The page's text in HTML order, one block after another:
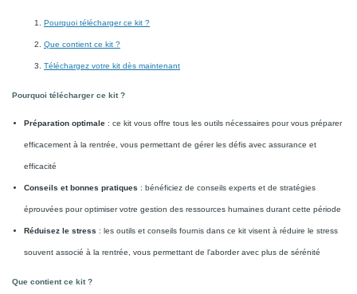
Pourquoi télécharger ce kit ?
Que contient ce kit ?
Téléchargez votre kit dès maintenant
Pourquoi télécharger ce kit ?
Préparation optimale : ce kit vous offre tous les outils nécessaires pour vous préparer
efficacement à la rentrée, vous permettant de gérer les défis avec assurance et
efficacité
Conseils et bonnes pratiques : bénéficiez de conseils experts et de stratégies
éprouvées pour optimiser votre gestion des ressources humaines durant cette période
Réduisez le stress : les outils et conseils fournis dans ce kit visent à réduire le stress
souvent associé à la rentrée, vous permettant de l'aborder avec plus de sérénité
Que contient ce kit ?